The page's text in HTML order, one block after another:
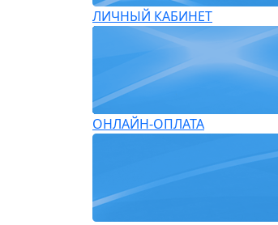
ЛИЧНЫЙ КАБИНЕТ
ОНЛАЙН-ОПЛАТА